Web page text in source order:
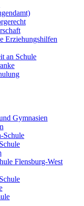
Erziehungshilfen
an Schule
Gymnasien
Schule
Flensburg-West